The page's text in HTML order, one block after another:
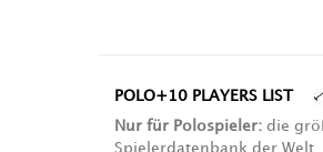
POLO+10 PLAYERS LIST
Nur für Polospieler:die
Spielerdatenbank der Welt.